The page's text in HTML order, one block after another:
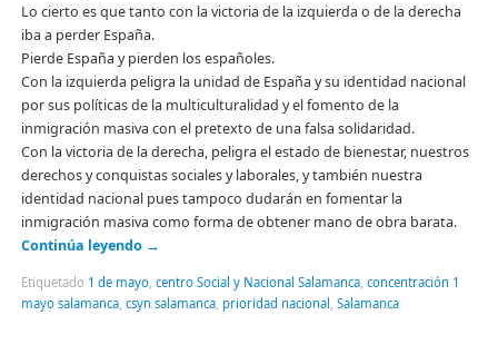
Lo cierto es que tanto con la victoria de la izquierda o de la derecha
iba a perder España.
Pierde España y pierden los españoles.
Con la izquierda peligra la unidad de España y su identidad nacional
por sus políticas de la multiculturalidad y el fomento de la
inmigración masiva con el pretexto de una falsa solidaridad.
Con la victoria de la derecha, peligra el estado de bienestar, nuestros
derechos y conquistas sociales y laborales, y también nuestra
identidad nacional pues tampoco dudarán en fomentar la
inmigración masiva como forma de obtener mano de obra barata.
Continúa leyendo →
Etiquetado 1 de mayo, centro Social y Nacional Salamanca, concentración 1
mayo salamanca, csyn salamanca, prioridad nacional Salamanca